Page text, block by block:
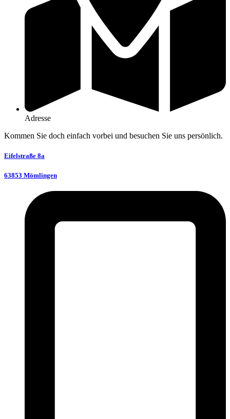
Adresse
Kommen Sie doch einfach vorbei und besuchen Sie uns persönlich.
Eifelstraße 8a
63853 Mömlingen